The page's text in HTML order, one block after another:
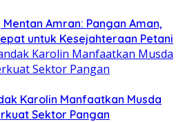
Amran: Pangan Aman,
untuk Kesejahteraan Petani
Karolin Manfaatkan Musda
Sektor Pangan